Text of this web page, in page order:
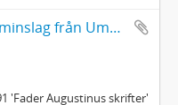
Aktuellt och Landet runt, filminslag från Umeå universitetsbibliotek 1968
'Fader Augustinus skrifter'